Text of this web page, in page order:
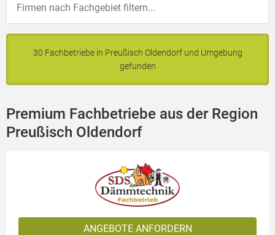
30 Fachbetriebe in Preußisch Oldendorf und Umgebung
gefunden
Premium Fachbetriebe aus der Region
Preußisch Oldendorf
ANGEBOTE ANFORDERN